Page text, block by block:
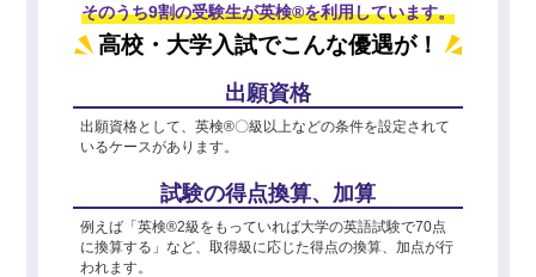
そのうち9割の受験生が英検®を利用しています。
高校・大学入試でこんな優遇が！
出願資格
出願資格として、英検®〇級以上などの条件を設定されて
いるケースがあります。
試験の得点換算、加算
例えば「英検®2級をもっていれば大学の英語試験で70点
に換算する」など、取得級に応じた得点の換算、加点が行
われます。